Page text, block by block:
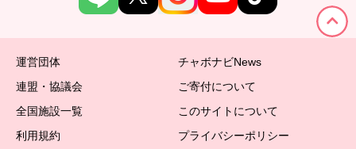
運営団体
チャボナビNews
連盟・協議会
ご寄付について
全国施設一覧
このサイトについて
利用規約
プライバシーポリシー